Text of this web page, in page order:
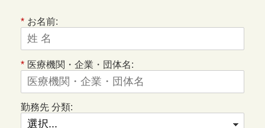
* お名前:
* 医療機関・企業・団体名:
勤務先 分類: